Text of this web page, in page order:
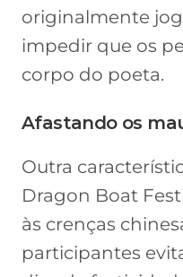
originalmente
impedir que os
corpo do poeta.
Afastando os
Outra
Dragon Boat
às crenças
participantes